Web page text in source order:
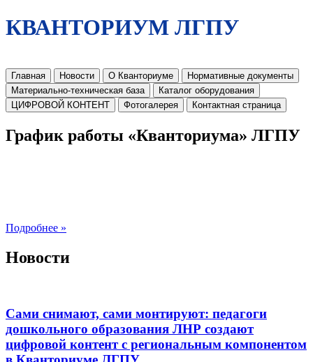
КВАНТОРИУМ ЛГПУ
Главная Новости О Кванториуме
Нормативные документы
Материально-техническая база
Каталог оборудования
ЦИФРОВОЙ КОНТЕНТ
Фотогалерея Контактная страница
График работы «Кванториума» ЛГПУ
Подробнее »
Новости
Сами снимают, сами монтируют: педагоги
дошкольного образования ЛНР создают
цифровой контент с региональным компонентом